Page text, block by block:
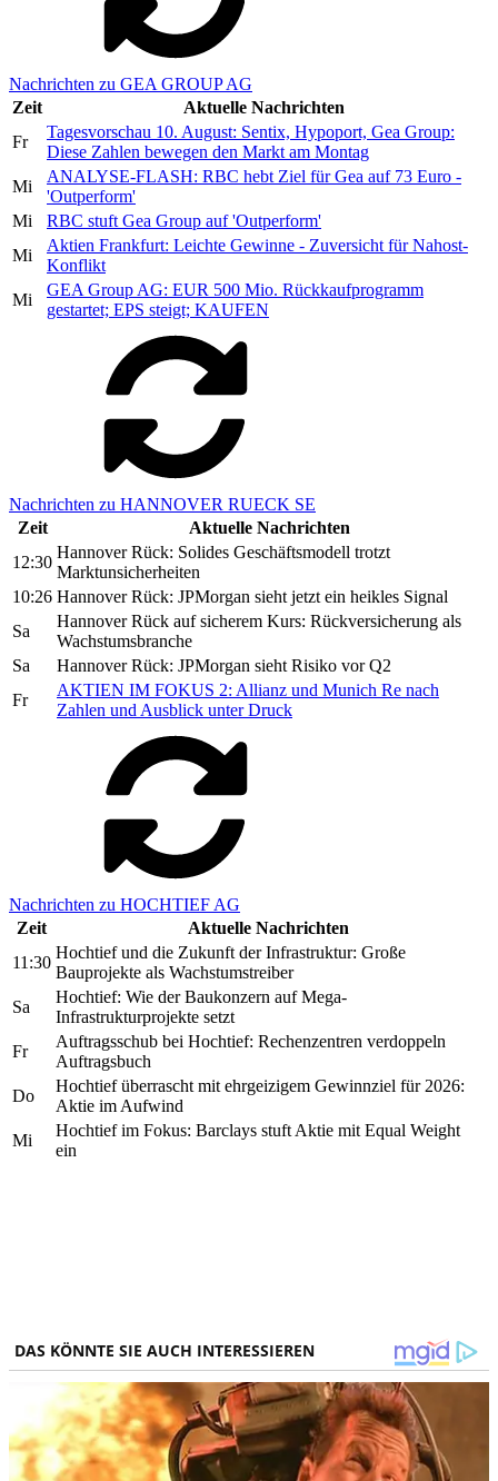
Nachrichten zu GEA GROUP AG
Zeit
Aktuelle Nachrichten
Fr
Tagesvorschau 10. August: Sentix, Hypoport, Gea Group:
Diese Zahlen bewegen den Markt am Montag
Mi
ANALYSE-FLASH: RBC hebt Ziel für Gea auf 73 Euro -
'Outperform'
Mi
RBC stuft Gea Group auf 'Outperform'
Mi
Aktien Frankfurt: Leichte Gewinne - Zuversicht für Nahost-
Konflikt
Mi
GEA Group AG: EUR 500 Mio. Rückkaufprogramm
gestartet; EPS steigt; KAUFEN
Nachrichten zu HANNOVER RUECK SE
Zeit
Aktuelle Nachrichten
12:30
Hannover Rück: Solides Geschäftsmodell trotzt
Marktunsicherheiten
10:26 Hannover Rück: JPMorgan sieht jetzt ein heikles Signal
Sa
Hannover Rück auf sicherem Kurs: Rückversicherung als
Wachstumsbranche
Sa
Hannover Rück: JPMorgan sieht Risiko vor Q2
Fr
AKTIEN IM FOKUS 2: Allianz und Munich Re nach
Zahlen und Ausblick unter Druck
Nachrichten zu HOCHTIEF AG
Zeit
Aktuelle Nachrichten
11:30
Hochtief und die Zukunft der Infrastruktur: Große
Bauprojekte als Wachstumstreiber
Sa
Hochtief: Wie der Baukonzern auf Mega-
Infrastrukturprojekte setzt
Fr
Auftragsschub bei Hochtief: Rechenzentren verdoppeln
Auftragsbuch
Do
Hochtief überrascht mit ehrgeizigem Gewinnziel für 2026:
Aktie im Aufwind
Mi
Hochtief im Fokus: Barclays stuft Aktie mit Equal Weight
ein